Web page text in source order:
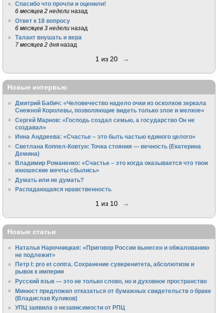
Спасибо что прочли и оценили!
6 месяцев 2 недели назад
Ответ к 18 вопросу
6 месяцев 3 недели назад
Талант внушать и вера
7 месяцев 2 дня назад
1 из 20 →
Новые интервью
Дмитрий Бабич: «Человечество надело очки из осколков зеркала
Снежной Королевы, позволяющие видеть только злое и мелкое»
Сергей Марнов: «Господь создал семью, а государство Он не
создавал»
Инна Андреева: «Счастье – это быть частью единого целого»
Светлана Коппел-Ковтун: Точка стояния — вечность (Екатерина
Демина)
Владимир Романенко: «Счастье – это когда оказывается что твои
юношеские мечты сбылись»
Думать или не думать?
Распадающаяся нравственность
1 из 10 →
Новые статьи
Наталья Нарочницкая: «Приговор России вынесен и обжалованию
не подлежит»
Петр I: pro et contra. Сохранение суверенитета, абсолютизм и
рывок к империи
Русский язык — это не только слово, но и духовное пространство
Минюст предложил отказаться от бумажных свидетельств о браке
(Владислав Куликов)
УПЦ заявила о независимости от РПЦ